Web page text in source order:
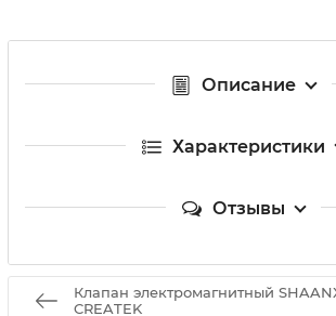
Описание
Характеристики
Отзывы
Клапан электромагнитный
CREATEK